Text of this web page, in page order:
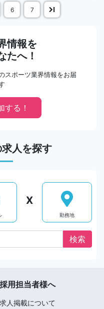
6 7
情報を
たへ！
スポーツ業界情報をお届
する！
人を探す
X
勤務地
採用担当者様へ
求人掲載について